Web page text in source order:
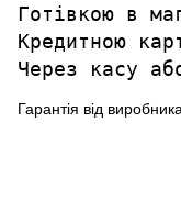
Готівкою в
Кредитною
Через касу
Гарантія від